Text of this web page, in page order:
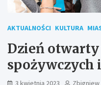
AKTUALNOŚCI KULTURA
Dzień otwarty
spożywczych
3 kwietnia 2023